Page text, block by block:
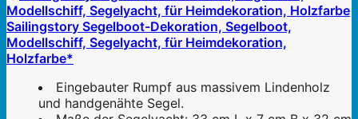
Sailingstory Segelboot-Dekoration, Segelboot,
Modellschiff, Segelyacht, für Heimdekoration,
Holzfarbe*
Eingebauter Rumpf aus massivem Lindenholz
und handgenähte Segel.